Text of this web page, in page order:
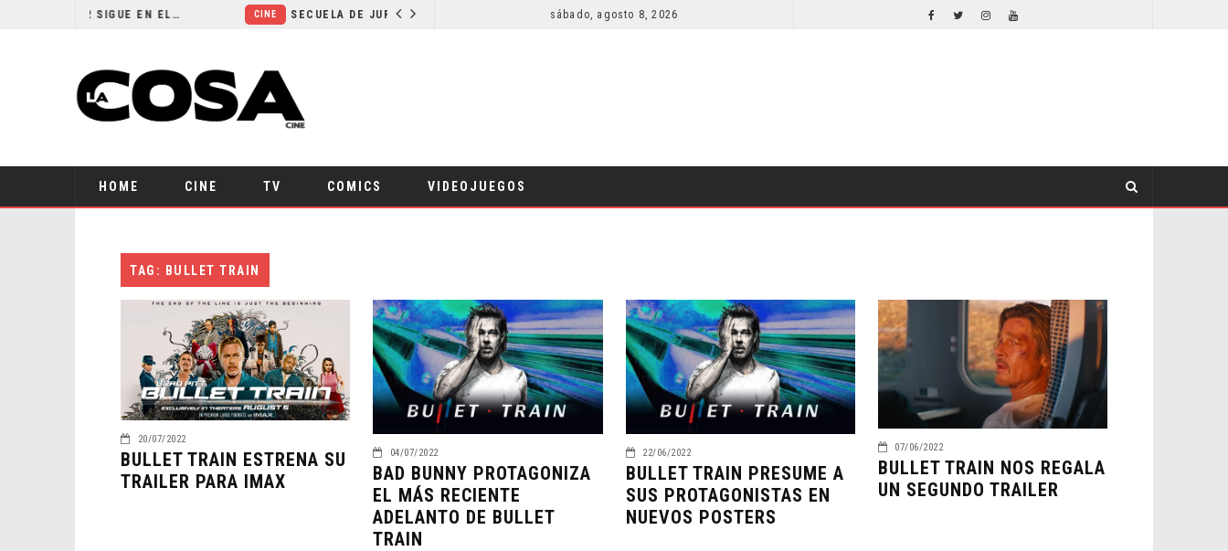
CINE SECUELA DE JURASSIC WORLD REBIRTH PIERDE DIRECTOR sábado, agosto 8, 2026
HOME CINE TV COMICS VIDEOJUEGOS
TAG: BULLET TRAIN
20/07/2022
BULLET TRAIN ESTRENA SU
TRAILER PARA IMAX
04/07/2022
BAD BUNNY PROTAGONIZA
EL MÁS RECIENTE
ADELANTO DE BULLET
TRAIN
22/06/2022
BULLET TRAIN PRESUME A
SUS PROTAGONISTAS EN
NUEVOS POSTERS
07/06/2022
BULLET TRAIN NOS REGALA
UN SEGUNDO TRAILER